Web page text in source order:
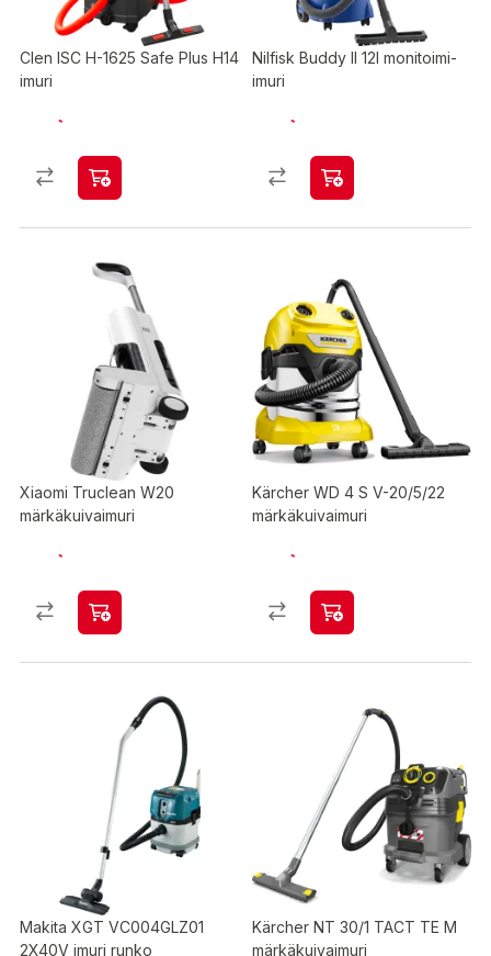
Clen ISC H-1625 Safe Plus H14
imuri
Nilfisk Buddy II 12l monitoimi-
imuri
Xiaomi Truclean W20
märkäkuivaimuri
Kärcher WD 4 S V-20/5/22
märkäkuivaimuri
Makita XGT VC004GLZ01
2X40V imuri runko
Kärcher NT 30/1 TACT TE M
märkäkuivaimuri